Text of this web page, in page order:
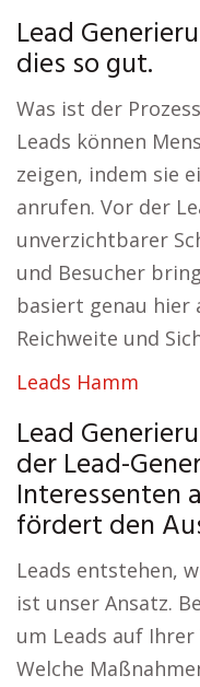
Lead
dies so gut.
Was ist der
Leads können
zeigen, indem sie
anrufen. Vor der
unverzichtbarer
und Besucher
basiert genau hier
Reichweite und
Leads Hamm
Lead
der Lead-
Interessenten
fördert den
Leads entstehen,
ist unser Ansatz.
um Leads auf
Welche